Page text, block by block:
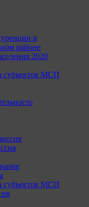
в
районе
2020
субъектов МСП
субъектов МСП